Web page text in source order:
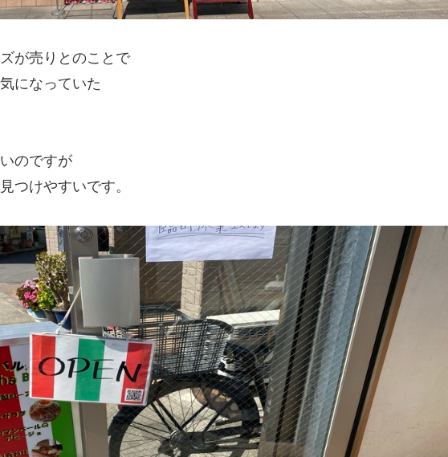
が売りとのことで
になっていた
のですが
つけやすいです。